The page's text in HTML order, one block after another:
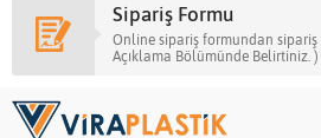
Sipariş Formu
Online sipariş formundan
Açıklama Bölümünde Belirtiniz. )